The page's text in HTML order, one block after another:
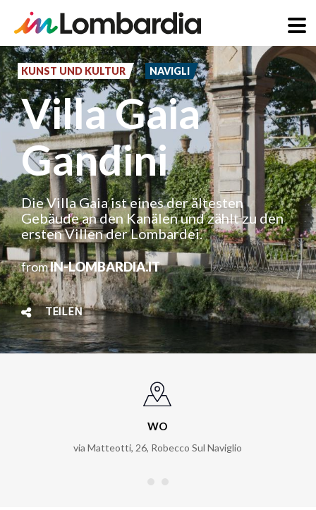
Direkt
zum
Inhalt
KUNST UND KULTUR NAVIGLI
Villa Gaia
Gandini
Die Villa Gaia ist eines der ältesten
Gebäude an den Kanälen und zählt zu den
ersten Villen der Lombardei.
fromIN-LOMBARDIA.IT
TEILEN
WO
via Matteotti, 26, Robecco Sul Naviglio